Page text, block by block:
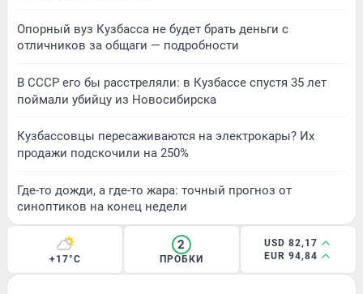
Опорный вуз Кузбасса не будет брать деньги с
отличников за общаги — подробности
В СССР его бы расстреляли: в Кузбассе спустя 35 лет
поймали убийцу из Новосибирска
Кузбассовцы пересаживаются на электрокары? Их
продажи подскочили на 250%
Где-то дожди, а где-то жара: точный прогноз от
синоптиков на конец недели
+17°C
2
ПРОБКИ
USD 82,17
EUR 94,84